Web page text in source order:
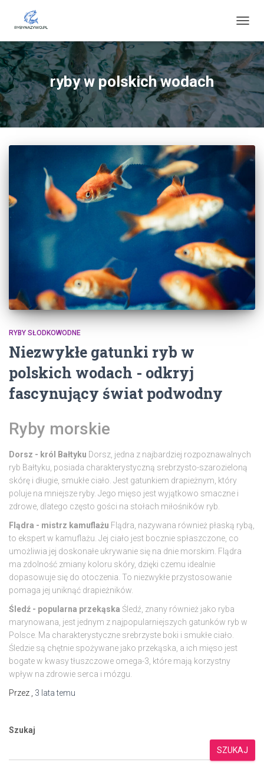
ryby w polskich wodach
RYBY SŁODKOWODNE
Niezwykłe gatunki ryb w
polskich wodach - odkryj
fascynujący świat podwodny
Ryby morskie
Dorsz - król Bałtyku Dorsz, jedna z najbardziej rozpoznawalnych
ryb Bałtyku, posiada charakterystyczną srebrzysto-szarozieloną
skórę i długie, smukłe ciało. Jest gatunkiem drapieżnym, który
poluje na mniejsze ryby. Jego mięso jest wyjątkowo smaczne i
zdrowe, dlatego często gości na stołach miłośników ryb.
Flądra - mistrz kamuflażu Flądra, nazywana również płaską rybą,
to ekspert w kamuflażu. Jej ciało jest bocznie spłaszczone, co
umożliwia jej doskonałe ukrywanie się na dnie morskim. Flądra
ma zdolność zmiany koloru skóry, dzięki czemu idealnie
dopasowuje się do otoczenia. To niezwykłe przystosowanie
pomaga jej uniknąć drapieżników.
Śledź - popularna przekąska Śledź, znany również jako ryba
marynowana, jest jednym z najpopularniejszych gatunków ryb w
Polsce. Ma charakterystyczne srebrzyste boki i smukłe ciało.
Śledzie są chętnie spożywane jako przekąska, a ich mięso jest
bogate w kwasy tłuszczowe omega-3, które mają korzystny
wpływ na zdrowie serca i mózgu.
Przez
3 latatemu
Szukaj
SZUKAJ